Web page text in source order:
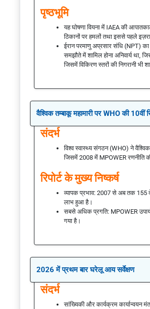
पृष्ठभूमि
यह घोषणा वियना में IAEA की
ठिकानों पर हमलों तथा इससे पहले
ईरान परमाणु अप्रसार संधि (NPT)
समझौते में शामिल होना अनिवार्य था,
जिसमें विकिरण स्तरों की निगरानी भी
वैश्विक तम्बाकू महामारी पर WHO की 10वीं
संदर्भ
विश्व स्वास्थ्य संगठन (WHO) ने
जिसमें 2008 में MPOWER रणनीति
रिपोर्ट के मुख्य निष्कर्ष
व्यापक प्रभाव: 2007 से अब तक
लाभ हुआ है।
सबसे अधिक प्रगति: MPOWER
गया है।
2026 में प्रथम बार घरेलू आय सर्वेक्षण
संदर्भ
सांख्यिकी और कार्यक्रम